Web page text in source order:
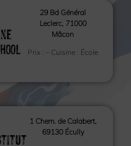
29 Bd Général
Leclerc, 71000
Mâcon
Prix :– Cuisine : École
1 Chem. de Calabert,
69130 Écully